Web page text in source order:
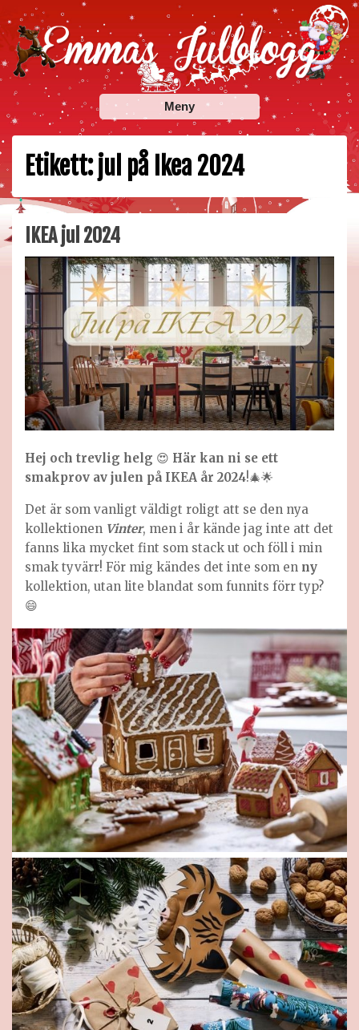
Skip
to
content
Emmas Julblogg
Julbloggar om julnyheter, julklappstips, julkalendrar,
adventskalendrar , julpyssel och julrecept!
Meny
Etikett:jul på Ikea 2024
IKEA jul 2024
Hej och trevlig helg 😍 Här kan ni se ett
smakprov av julen på IKEA år 2024!🎄🌟
Det är som vanligt väldigt roligt att se den nya
kollektionen Vinter, men i år kände jag inte att det
fanns lika mycket fint som stack ut och föll i min
smak tyvärr! För mig kändes det inte som en ny
kollektion, utan lite blandat som funnits förr typ?
😄